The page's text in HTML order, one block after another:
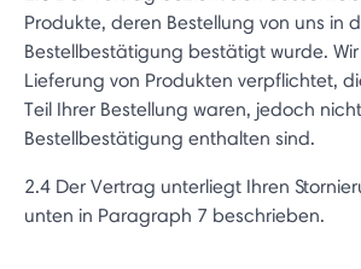
Produkte, deren Bestellung von uns in
Bestellbestätigung bestätigt wurde.
Lieferung von Produkten verpflichtet,
Teil Ihrer Bestellung waren, jedoch
Bestellbestätigung enthalten sind.
2.4 Der Vertrag unterliegt Ihren
unten in Paragraph 7 beschrieben.